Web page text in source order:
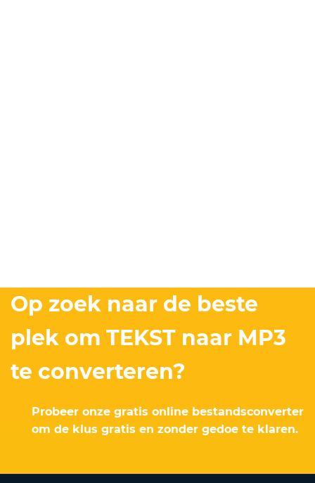
Op zoek naar de beste
plek om TEKST naar MP3
te converteren?
Probeer onze gratis online bestandsconverter
om de klus gratis en zonder gedoe te klaren.